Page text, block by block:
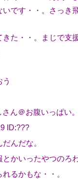
です・・。さっき
きた・・。まじで支
ん＠お腹いっぱい
ID:???
んだな。
とかいったやつのろ
るかもな・・。